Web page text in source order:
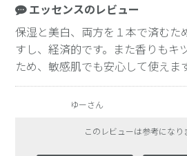
エッセンスのレビュー
保湿と美白、両方を１本で済むた
すし、経済的です。また香りもキ
ため、敏感肌でも安心して使えま
ゆーさん
このレビューは参考になり